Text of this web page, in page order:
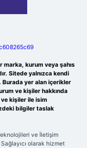
kurum veya şahıs
Sitede yalnızca kendi
Burada yer alan içerikler
ve kişiler hakkında
ve kişiler ile isim
bilgiler taslak
ve İletişim
olarak hizmet